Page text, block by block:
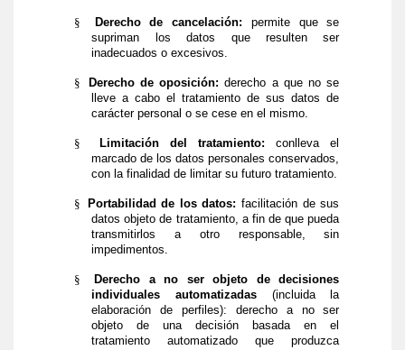
§ Derecho de cancelación: permite que se
supriman los datos que resulten ser
inadecuados o excesivos.
§ Derecho de oposición: derecho a que no se
lleve a cabo el tratamiento de sus datos de
carácter personal o se cese en el mismo.
§ Limitación del tratamiento: conlleva el
marcado de los datos personales conservados,
con la finalidad de limitar su futuro tratamiento.
§ Portabilidad de los datos: facilitación de sus
datos objeto de tratamiento, a fin de que pueda
transmitirlos a otro responsable, sin
impedimentos.
§
Derecho a no ser objeto de decisiones
individuales automatizadas(incluida la
elaboración de perfiles): derecho a no ser
objeto de una decisión basada en el
tratamiento automatizado que produzca